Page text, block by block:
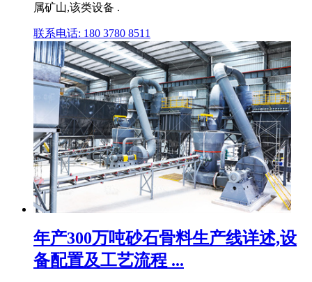
属矿山,该类设备 .
联系电话: 180 3780 8511
年产300万吨砂石骨料生产线详述,设
备配置及工艺流程 ...